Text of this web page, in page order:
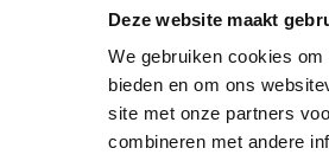
Deze website maakt
We gebruiken cookies
bieden en om ons
site met onze partners
combineren met andere